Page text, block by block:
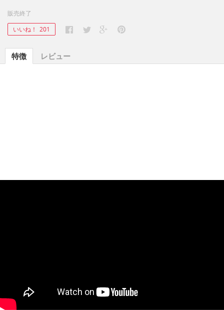
販売終了
いいね！ 201
特徴 レビュー